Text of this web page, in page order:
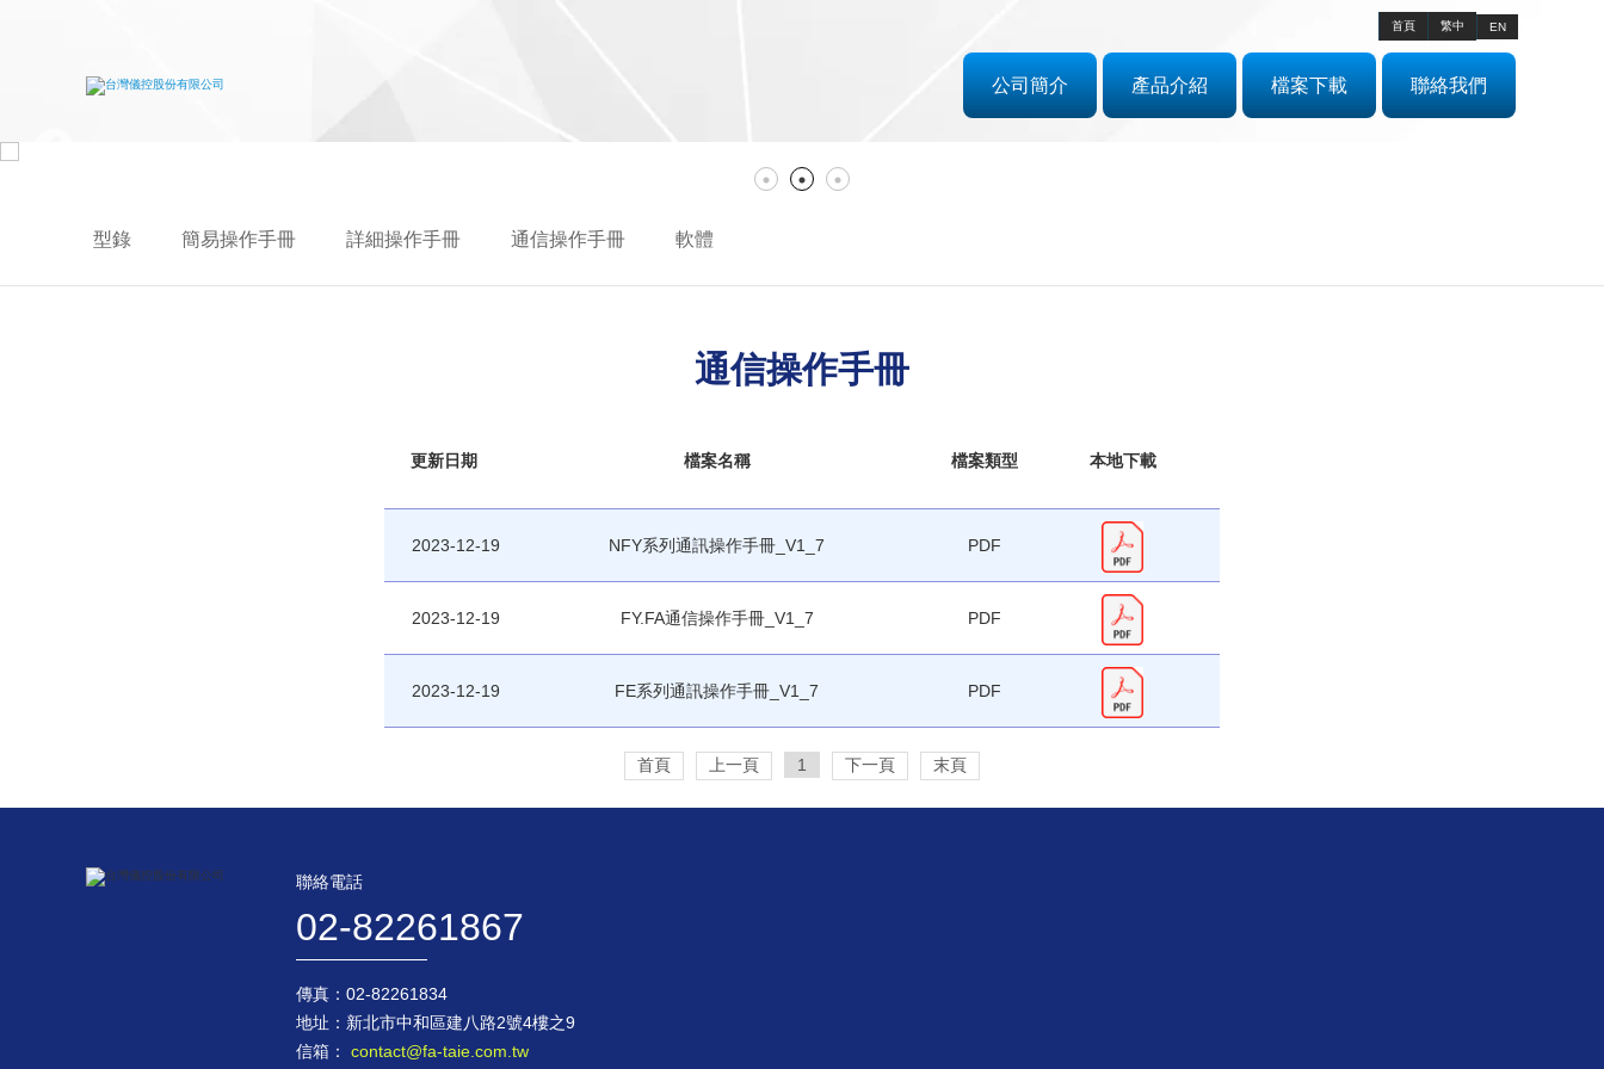
首頁 繁中 EN
公司簡介 產品介紹 檔案下載 聯絡我們
型錄 簡易操作手冊 詳細操作手冊 通信操作手冊 軟體
通信操作手冊
更新日期 檔案名稱 檔案類型 本地下載
2023-12-19 NFY系列通訊操作手冊_V1_7 PDF
2023-12-19 FY.FA通信操作手冊_V1_7 PDF
2023-12-19 FE系列通訊操作手冊_V1_7 PDF
首頁 上一頁 1 下一頁 末頁
聯絡電話
02-82261867
傳真：02-82261834
地址：新北市中和區建八路2號4樓之9
信箱：
contact@fa-taie.com.tw